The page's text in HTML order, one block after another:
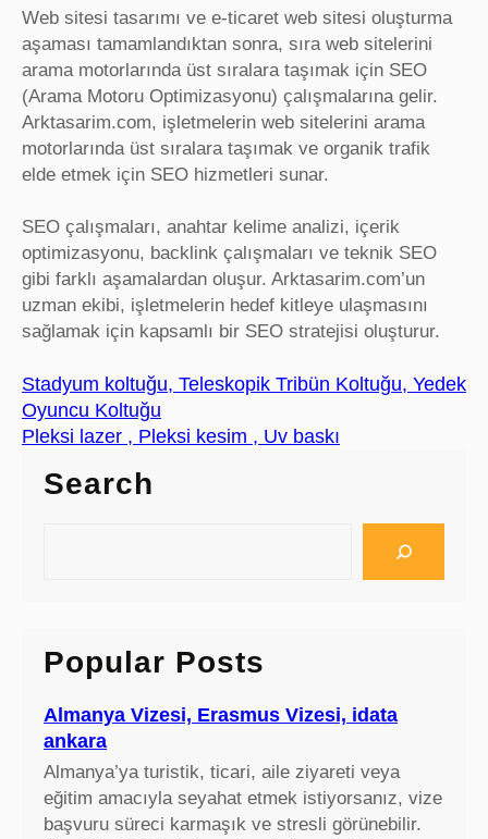
Web sitesi tasarımı ve e-ticaret web sitesi oluşturma
aşaması tamamlandıktan sonra, sıra web sitelerini
arama motorlarında üst sıralara taşımak için SEO
(Arama Motoru Optimizasyonu) çalışmalarına gelir.
Arktasarim.com, işletmelerin web sitelerini arama
motorlarında üst sıralara taşımak ve organik trafik
elde etmek için SEO hizmetleri sunar.
SEO çalışmaları, anahtar kelime analizi, içerik
optimizasyonu, backlink çalışmaları ve teknik SEO
gibi farklı aşamalardan oluşur. Arktasarim.com’un
uzman ekibi, işletmelerin hedef kitleye ulaşmasını
sağlamak için kapsamlı bir SEO stratejisi oluşturur.
Stadyum koltuğu, Teleskopik Tribün Koltuğu, Yedek
Oyuncu Koltuğu
Pleksi lazer , Pleksi kesim , Uv baskı
Search
h
Popular Posts
Almanya Vizesi, Erasmus Vizesi, idata
ankara
Almanya’ya turistik, ticari, aile ziyareti veya
eğitim amacıyla seyahat etmek istiyorsanız, vize
başvuru süreci karmaşık ve stresli görünebilir.